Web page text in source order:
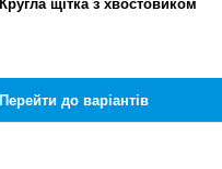
Кругла щітка з хвостовиком
Перейти до варіантів